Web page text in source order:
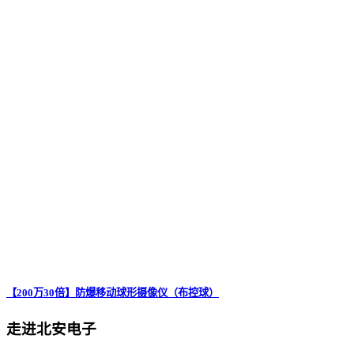
【200万30倍】防爆移动球形摄像仪（布控球）
走进北安电子